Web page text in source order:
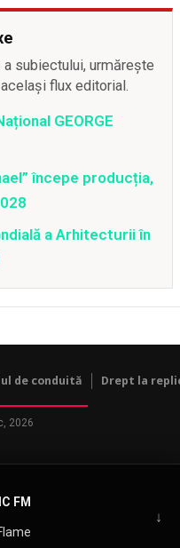
FM
↓
subiectului, urmărește
flux editorial.
GEORGE
începe producția,
a Arhitecturii în
de conduită Drept la
2026